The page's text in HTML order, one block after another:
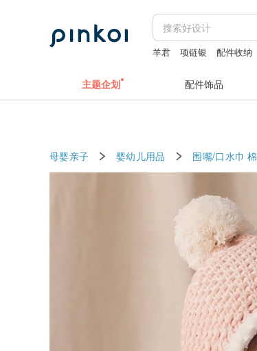
羊君 项链银 配件收纳
主题企划 配件饰品
母婴亲子 婴幼儿用品 围嘴/口水巾 棉